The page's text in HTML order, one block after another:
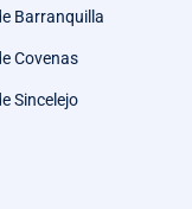
Barranquilla
Covenas
Sincelejo